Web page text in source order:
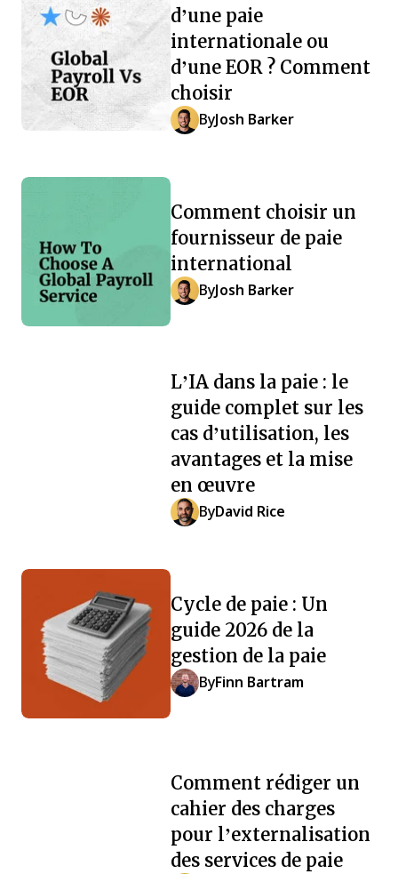
d’une paie
internationale ou
d’une EOR ? Comment
choisir
By Josh Barker
Comment choisir un
fournisseur de paie
international
By Josh Barker
L’IA dans la paie : le
guide complet sur les
cas d’utilisation, les
avantages et la mise
en œuvre
ByDavid Rice
Cycle de paie : Un
guide 2026 de la
gestion de la paie
ByFinn Bartram
Comment rédiger un
cahier des charges
pour l’externalisation
des services de paie